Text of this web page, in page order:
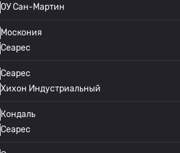
ОУ Сан-Мартин
Москония
Сеарес
Сеарес
Хихон Индустриальный
Кондаль
Сеарес